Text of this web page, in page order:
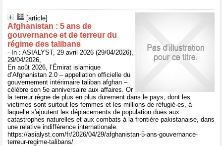
[article]
Afghanistan : 5 ans de
gouvernance et de terreur du
régime des talibans
- In : ASIALYST, 29 avril 2026 (29/04/2026),
29/04/2026,
En août 2026, l’Émirat islamique
d’Afghanistan 2.0 – appellation officielle du
gouvernement intérimaire taliban afghan –
célébre son 5e anniversaire aux affaires. Or
la terreur règne de plus en plus durement dans le pays, dont les
victimes sont surtout les femmes et les millions de réfugié·es, à
laquelle s'ajoutent les déplacements de population dues aux
catastrophes naturelles et aux combats à la frontière pakistanaise, dans
une relative indifférence internationale.
https://asialyst.com/fr/2026/04/29/afghanistan-5-ans-gouvernance-
terreur-regime-talibans/